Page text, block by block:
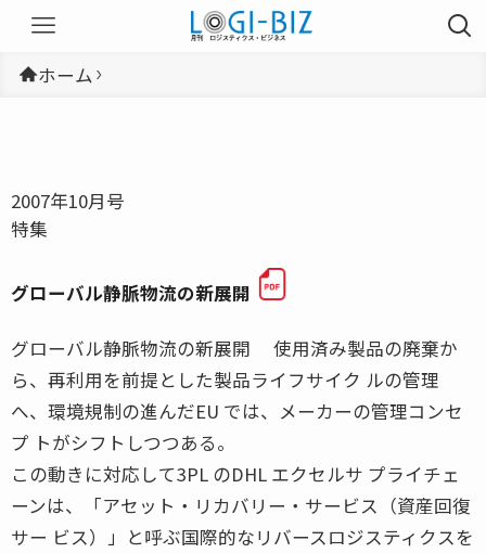
ホーム
2007年10月号
特集
グローバル静脈物流の新展開
グローバル静脈物流の新展開 使用済み製品の廃棄か
ら、再利用を前提とした製品ライフサイク ルの管理
へ、環境規制の進んだEU では、メーカーの管理コンセ
プ トがシフトしつつある。
この動きに対応して3PL のDHL エクセルサ プライチェ
ーンは、「アセット・リカバリー・サービス（資産回復
サー ビス）」と呼ぶ国際的なリバースロジスティクスを